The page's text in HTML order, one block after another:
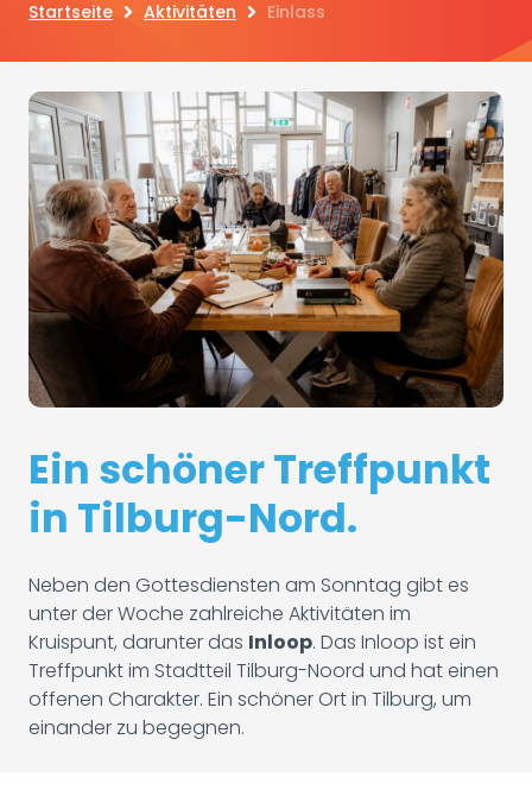
Startseite Aktivitäten Einlass
Ein schöner Treffpunkt
in Tilburg-Nord.
Neben den Gottesdiensten am Sonntag gibt es
unter der Woche zahlreiche Aktivitäten im
Kruispunt, darunter das Inloop. Das Inloop ist ein
Treffpunkt im Stadtteil Tilburg-Noord und hat einen
offenen Charakter. Ein schöner Ort in Tilburg, um
einander zu begegnen.